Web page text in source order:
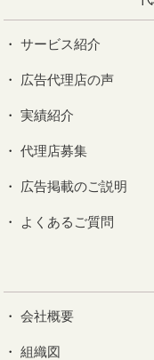
サービス紹介
広告代理店の声
実績紹介
代理店募集
広告掲載のご説明
よくあるご質問
会社概要
組織図